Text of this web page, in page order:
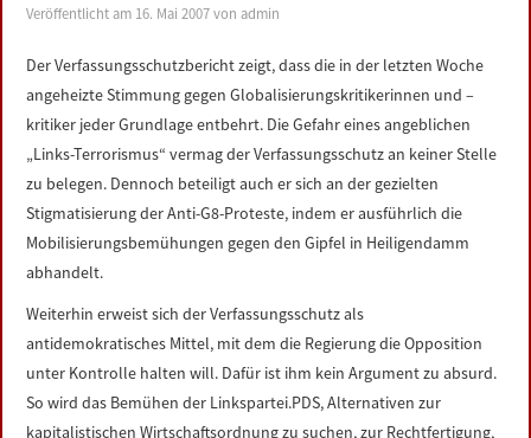
DATENSCHUTZERKLÄRUNG
Veröffentlicht am 16. Mai 2007 vonadmin
Der Verfassungsschutzbericht zeigt, dass die in der letzten Woche
angeheizte Stimmung gegen Globalisierungskritikerinnen und –
kritiker jeder Grundlage entbehrt. Die Gefahr eines angeblichen
„Links-Terrorismus“ vermag der Verfassungsschutz an keiner Stelle
zu belegen. Dennoch beteiligt auch er sich an der gezielten
Stigmatisierung der Anti-G8-Proteste, indem er ausführlich die
Mobilisierungsbemühungen gegen den Gipfel in Heiligendamm
abhandelt.
Weiterhin erweist sich der Verfassungsschutz als
antidemokratisches Mittel, mit dem die Regierung die Opposition
unter Kontrolle halten will. Dafür ist ihm kein Argument zu absurd.
So wird das Bemühen der Linkspartei.PDS, Alternativen zur
kapitalistischen Wirtschaftsordnung zu suchen, zur Rechtfertigung,